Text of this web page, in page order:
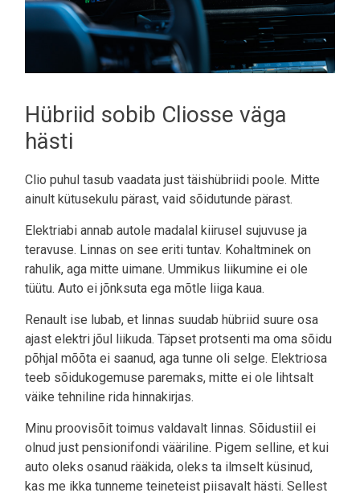
Hübriid sobib Cliosse väga
hästi
Clio puhul tasub vaadata just täishübriidi poole. Mitte
ainult kütusekulu pärast, vaid sõidutunde pärast.
Elektriabi annab autole madalal kiirusel sujuvuse ja
teravuse. Linnas on see eriti tuntav. Kohaltminek on
rahulik, aga mitte uimane. Ummikus liikumine ei ole
tüütu. Auto ei jõnksuta ega mõtle liiga kaua.
Renault ise lubab, et linnas suudab hübriid suure osa
ajast elektri jõul liikuda. Täpset protsenti ma oma sõidu
põhjal mõõta ei saanud, aga tunne oli selge. Elektriosa
teeb sõidukogemuse paremaks, mitte ei ole lihtsalt
väike tehniline rida hinnakirjas.
Minu proovisõit toimus valdavalt linnas. Sõidustiil ei
olnud just pensionifondi vääriline. Pigem selline, et kui
auto oleks osanud rääkida, oleks ta ilmselt küsinud,
kas me ikka tunneme teineteist piisavalt hästi. Sellest